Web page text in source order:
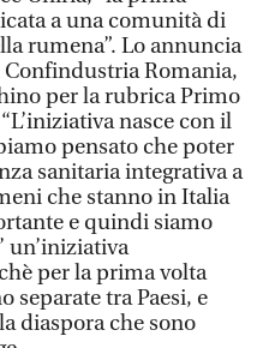
a una comunità di
rumena”. Lo annuncia
Romania,
per la rubrica Primo
nasce con il
pensato che poter
sanitaria integrativa a
che stanno in Italia
e quindi siamo
un’iniziativa
per la prima volta
separate tra Paesi, e
diaspora che sono